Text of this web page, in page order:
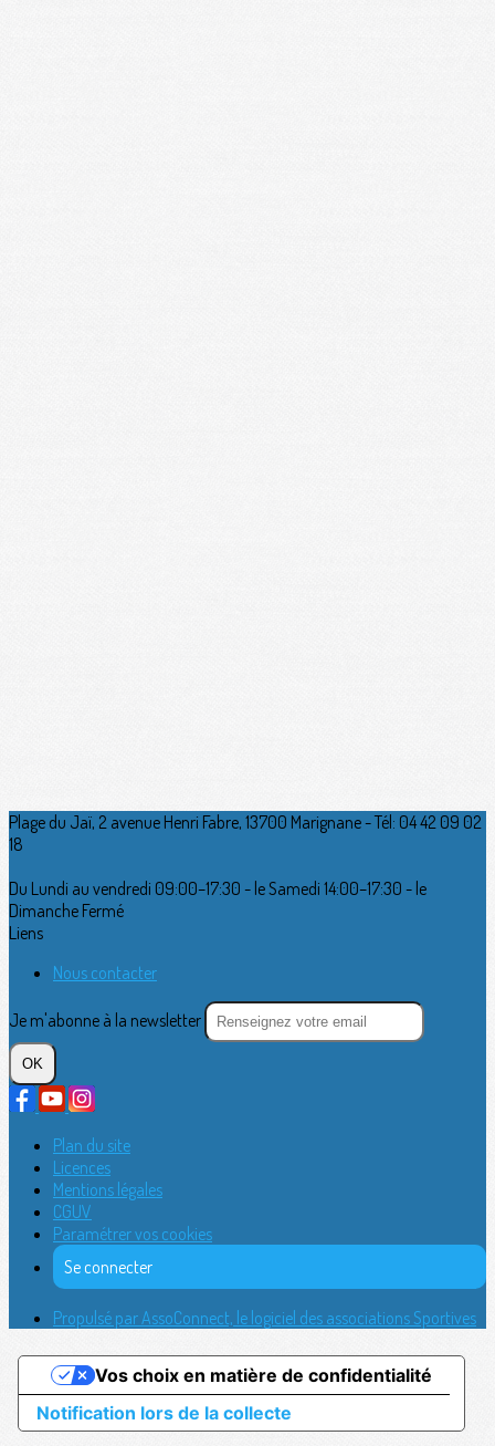
Plage du Jaï, 2 avenue Henri Fabre, 13700 Marignane - Tél: 04 42 09 02
18
Du Lundi au vendredi 09:00–17:30 - le Samedi 14:00–17:30 - le
Dimanche Fermé
Liens
Nous contacter
Je m'abonne à la newsletter
OK
Plan du site
Licences
Mentions légales
CGUV
Paramétrer vos cookies
Se connecter
Propulsé par AssoConnect, le logiciel des associations Sportives
Notification lors de la collecte
Vos choix en matière de confidentialité